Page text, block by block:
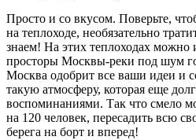
Просто и со вкусом. Поверьте,
на теплоходе, необязательно
знаем! На этих теплоходах можно
просторы Москвы-реки под шум
Москва одобрит все ваши идеи и
такую атмосферу, которая еще
воспоминаниями. Так что смело
на 120 человек, пересадить всю
берега на борт и вперед!